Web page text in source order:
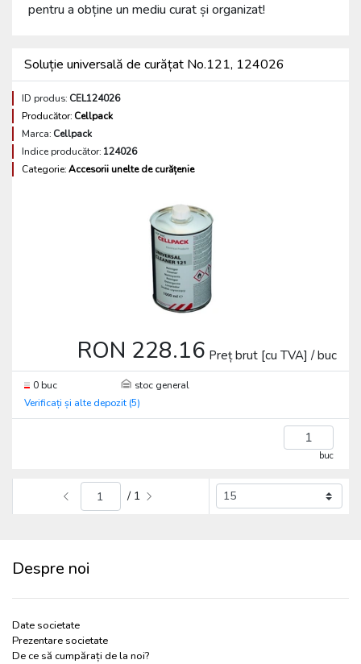
pentru a obține un mediu curat și organizat!
Soluție universală de curățat No.121, 124026
ID produs: CEL124026
Producător: Cellpack
Marca: Cellpack
Indice producător: 124026
Categorie:Accesorii unelte de curățenie
RON 228.16 Preț brut [cu TVA] / buc
0 buc
stoc general
Verificați și alte depozit (5)
buc
/ 1
Despre noi
Date societate
Prezentare societate
De ce să cumpărați de la noi?